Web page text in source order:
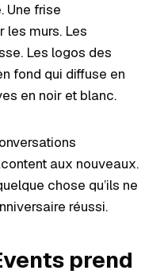
Une frise
les murs. Les
Les logos des
fond qui diffuse en
en noir et blanc.
aux nouveaux.
chose qu’ils ne
réussi.
prend